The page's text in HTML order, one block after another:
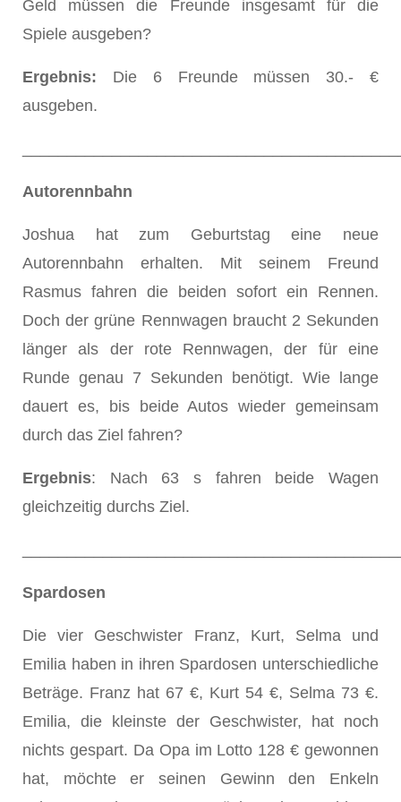
Geld müssen die Freunde insgesamt für die
Spiele ausgeben?
Ergebnis: Die 6 Freunde müssen 30.- €
ausgeben.
Autorennbahn
Joshua hat zum Geburtstag eine neue
Autorennbahn erhalten. Mit seinem Freund
Rasmus fahren die beiden sofort ein Rennen.
Doch der grüne Rennwagen braucht 2 Sekunden
länger als der rote Rennwagen, der für eine
Runde genau 7 Sekunden benötigt. Wie lange
dauert es, bis beide Autos wieder gemeinsam
durch das Ziel fahren?
Ergebnis: Nach 63 s fahren beide Wagen
gleichzeitig durchs Ziel.
Spardosen
Die vier Geschwister Franz, Kurt, Selma und
Emilia haben in ihren Spardosen unterschiedliche
Beträge. Franz hat 67 €, Kurt 54 €, Selma 73 €.
Emilia, die kleinste der Geschwister, hat noch
nichts gespart. Da Opa im Lotto 128 € gewonnen
hat, möchte er seinen Gewinn den Enkeln